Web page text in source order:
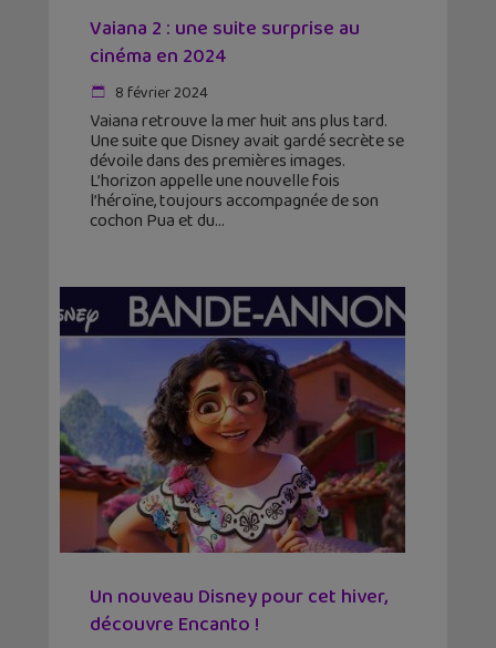
Vaiana 2 : une suite surprise au
cinéma en 2024
8 février 2024
Vaiana retrouve la mer huit ans plus tard.
Une suite que Disney avait gardé secrète se
dévoile dans des premières images.
L’horizon appelle une nouvelle fois
l’héroïne, toujours accompagnée de son
cochon Pua et du
Un nouveau Disney pour cet hiver,
découvre Encanto !